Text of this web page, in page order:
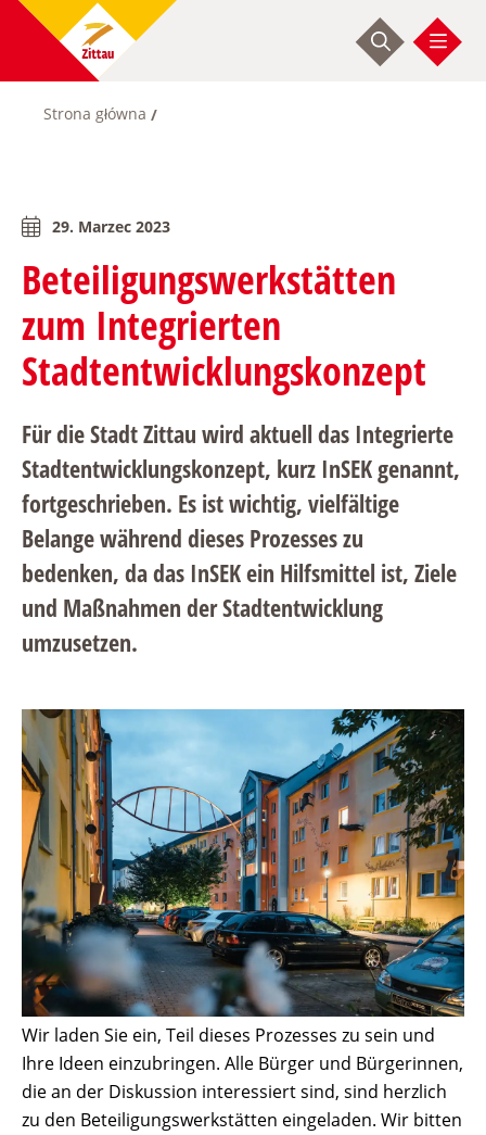
Przejdź
Ścieżka
Strona główna
29. Marzec 2023
Beteiligungswerkstätten
zum Integrierten
Stadtentwicklungskonzept
Für die Stadt Zittau wird aktuell das Integrierte
Stadtentwicklungskonzept, kurz InSEK genannt,
fortgeschrieben. Es ist wichtig, vielfältige
Belange während dieses Prozesses zu
bedenken, da das InSEK ein Hilfsmittel ist, Ziele
und Maßnahmen der Stadtentwicklung
umzusetzen.
Wir laden Sie ein, Teil dieses Prozesses zu sein und
Ihre Ideen einzubringen. Alle Bürger und Bürgerinnen,
die an der Diskussion interessiert sind, sind herzlich
zu den Beteiligungswerkstätten eingeladen. Wir bitten